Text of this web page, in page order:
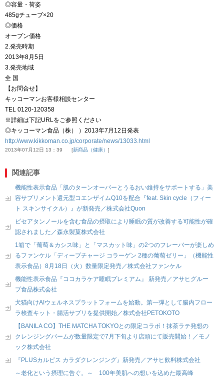
◎容量・荷姿
485gチューブ×20
◎価格
オープン価格
2.発売時期
2013年8月5日
3.発売地域
全 国
【お問合せ】
キッコーマンお客様相談センター
TEL 0120‐120358
※詳細は下記URLをご参照ください
◎キッコーマン食品（株） ）2013年7月12日発表
http://www.kikkoman.co.jp/corporate/news/13033.html
2013年07月12日 13：39 新商品（健康）
関連記事
機能性表示食品「肌のターンオーバーとうるおい維持をサポートする」美
容サプリメント還元型コエンザイムQ10を配合『feat. Skin cycle（フィー
ト スキンサイクル）』が新発売／株式会社Quon
ピセアタンノールを含む食品の摂取により睡眠の質が改善する可能性が確
認されました／森永製菓株式会社
1箱で「葡萄＆カシス味」と「マスカット味」の2つのフレーバーが楽しめ
るファンケル「ディープチャージ コラーゲン 2種の葡萄ゼリー」（機能性
表示食品）8月18日（火）数量限定発売／株式会社ファンケル
機能性表示食品『ココカラケア睡眠プレミアム』 新発売／アサヒグルー
プ食品株式会社
犬猫向けAIウェルネスプラットフォームを始動。第一弾として腸内フロー
ラ検査キット・腸活サプリを提供開始／株式会社PETOKOTO
【BANILA CO】THE MATCHA TOKYOとの限定コラボ！抹茶ラテ発想の
クレンジングバームが数量限定で7月下旬より店頭にて販売開始！／モノ
ック株式会社
『PLUSカルピス カラダクレンジング』新発売／アサヒ飲料株式会社
～老化という摂理に告ぐ。～ 100年美肌への想いを込めた最高峰